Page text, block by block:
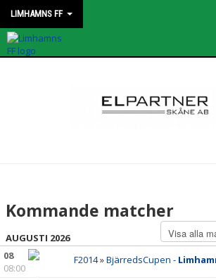
LIMHAMNS FF
PROFILKLÄDER
Kommande matcher
AUGUSTI 2026
08
08:00
F2014»BjärredsCupen -